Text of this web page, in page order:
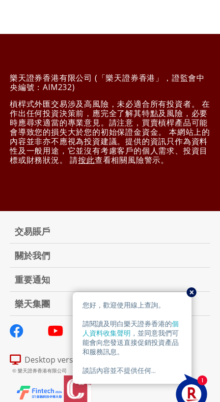
樂天證券香港有限公司 (「樂天證券香港」，證監會中
央編號：AIM232)
槓桿式外匯交易涉及高風險，未必適合所有投資者。 在
作出任何投資決策前，應完全了解其特點及風險，必要
時應尋求適當的專業意見。請注意，買賣槓桿產品可能
會導致您的損失大於您的初始保證金資金。 本網站上的
內容並非亦不應視為投資建議。提供的資訊只作為資料
性及一般用途，它並沒有考慮客戶的個人需求、投資目
標或財務狀況。 請按此查看相關風險警示。
交易賬戶
關於我們
重要通知
樂天集團
Desktop version
© 樂天證券香港有限公司